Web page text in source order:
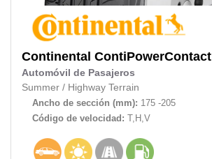
Continental ContiPowerContact
Automóvil de Pasajeros
Summer / Highway Terrain
Ancho de sección (mm): 175 -205
Código de velocidad: T,H,V